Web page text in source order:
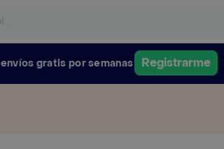
envíos gratis por semanas Registrarme